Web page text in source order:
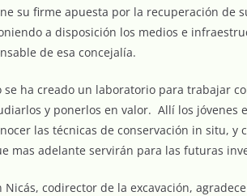
su firme apuesta por la recuperación de
a disposición los medios e
de esa concejalía.
se ha creado un laboratorio para trabajar
y ponerlos en valor. Allí los
las técnicas de conservación in situ, y
mas adelante servirán para las futuras
Nicás, codirector de la excavación,